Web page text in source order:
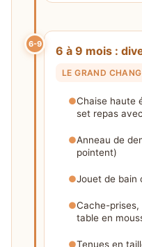
6-9
6 à 9 mois :
LE GRAND
Chaise haute
set repas
Anneau de
pointent)
Jouet de bain
Cache-prises,
table en
Tenues en